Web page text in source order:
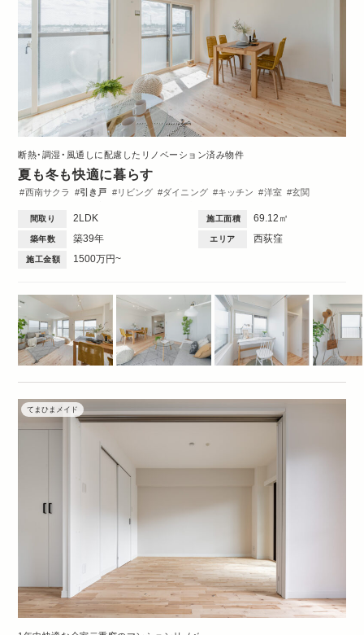
断熱・調湿・風通しに配慮したリノベーション済み物件
夏も冬も快適に暮らす
西南サクラ 引き戸 リビング ダイニング キッチン 洋室
玄関
間取り 2LDK 施工面積 69.12㎡
築年数 築39年 エリア 西荻窪
施工金額 1500万円~
てまひまメイド